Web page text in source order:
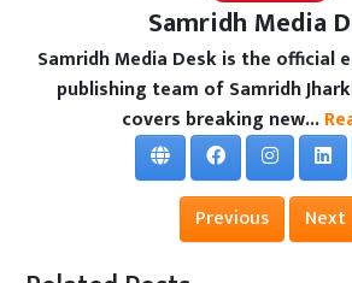
Samridh Media
Samridh Media Desk is the official
publishing team of Samridh
covers breaking new...
Previous Next